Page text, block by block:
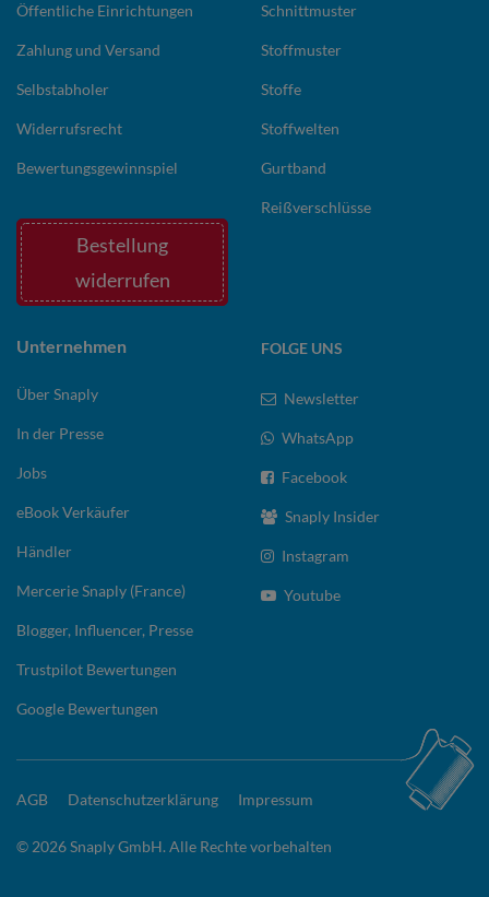
Öffentliche Einrichtungen
Zahlung und Versand
Selbstabholer
Widerrufsrecht
Bewertungsgewinnspiel
Bestellung
widerrufen
Schnittmuster
Stoffmuster
Stoffe
Stoffwelten
Gurtband
Reißverschlüsse
Unternehmen
Über Snaply
In der Presse
Jobs
eBook Verkäufer
Händler
Mercerie Snaply (France)
Blogger, Influencer, Presse
Trustpilot Bewertungen
Google Bewertungen
FOLGE UNS
Newsletter
WhatsApp
Facebook
Snaply Insider
Instagram
Youtube
AGB Datenschutzerklärung Impressum
© 2026 Snaply GmbH. Alle Rechte vorbehalten